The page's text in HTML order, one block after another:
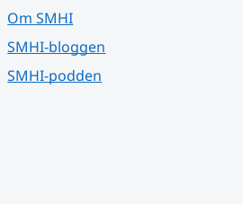
Om SMHI
SMHI-bloggen
SMHI-podden